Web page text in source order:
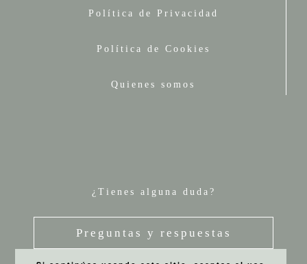
Política de Privacidad
Política de Cookies
Quienes somos
¿Tienes alguna duda?
Preguntas y respuestas